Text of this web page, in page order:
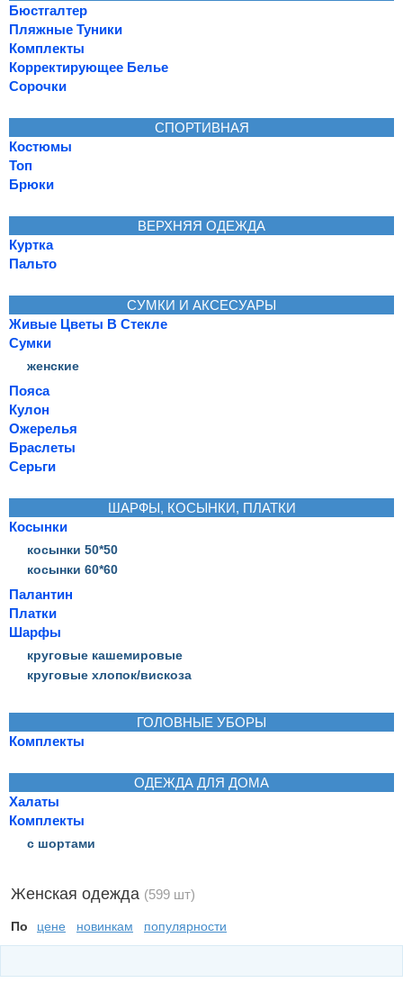
Бюстгалтер
Пляжные Туники
Комплекты
Корректирующее Белье
Сорочки
СПОРТИВНАЯ
Костюмы
Топ
Брюки
ВЕРХНЯЯ ОДЕЖДА
Куртка
Пальто
СУМКИ И АКСЕСУАРЫ
Живые Цветы В Стекле
Сумки
женские
Пояса
Кулон
Ожерелья
Браслеты
Серьги
ШАРФЫ, КОСЫНКИ, ПЛАТКИ
Косынки
косынки 50*50
косынки 60*60
Палантин
Платки
Шарфы
круговые кашемировые
круговые хлопок/вискоза
ГОЛОВНЫЕ УБОРЫ
Комплекты
ОДЕЖДА ДЛЯ ДОМА
Халаты
Комплекты
с шортами
Женская одежда (599 шт)
По цене новинкам популярности